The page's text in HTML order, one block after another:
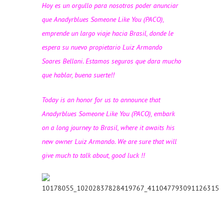
Hoy es un orgullo para nosotros poder anunciar
que Anadyrblues Someone Like You (PACO),
emprende un largo viaje hacia Brasil, donde le
espera su nuevo propietario Luiz Armando
Soares Bellani. Estamos seguros que dara mucho
que hablar, buena suerte!!
Today is an honor for us to announce that
Anadyrblues Someone Like You (PACO), embark
on a long journey to Brasil, where it awaits his
new owner Luiz Armando. We are sure that will
give much to talk about, good luck !!